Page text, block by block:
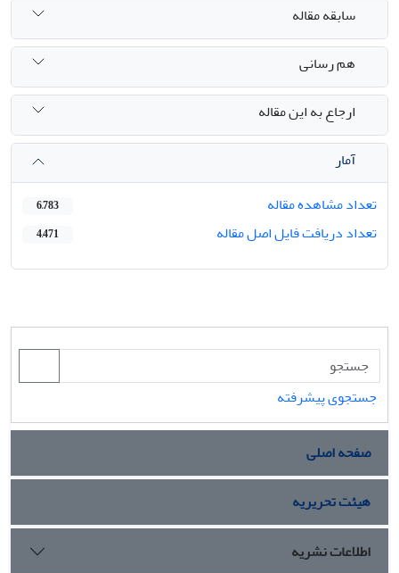
سابقه مقاله
هم رسانی
ارجاع به این مقاله
آمار
تعداد مشاهده مقاله
6,783
تعداد دریافت فایل اصل مقاله 4,471
جستجوی پیشرفته
صفحه اصلی
هیئت تحریریه
اطلاعات نشریه